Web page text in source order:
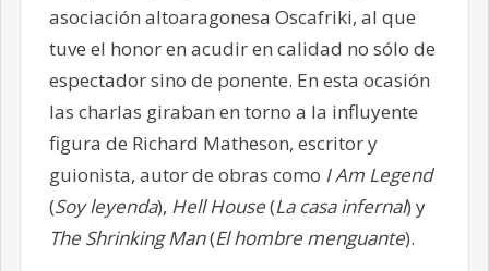
asociación altoaragonesa Oscafriki, al que
tuve el honor en acudir en calidad no sólo de
espectador sino de ponente. En esta ocasión
las charlas giraban en torno a la influyente
figura de Richard Matheson, escritor y
guionista, autor de obras como I Am Legend
(Soy leyenda), Hell House(La casa infernal) y
The Shrinking Man(El hombre menguante).